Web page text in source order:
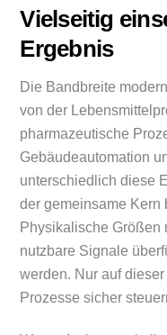
Vielseitig
Ergebnis
Die Bandbreite
von der
pharmazeutische
Gebäudeautomation
unterschiedlich diese
der gemeinsame Kern
Physikalische Größen
nutzbare Signale
werden. Nur auf
Prozesse sicher